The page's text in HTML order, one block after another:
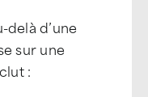
delà d’une
sur une
: